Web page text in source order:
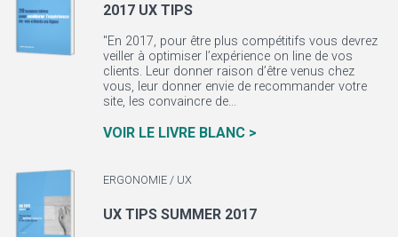
2017 UX TIPS
"En 2017, pour être plus compétitifs vous devrez
veiller à optimiser l’expérience on line de vos
clients. Leur donner raison d’être venus chez
vous, leur donner envie de recommander votre
site, les convaincre de...
VOIR LE LIVRE BLANC >
ERGONOMIE / UX
UX TIPS SUMMER 2017